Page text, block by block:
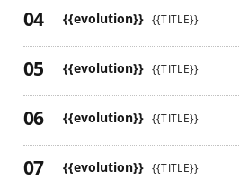
{{evolution}} {{TITLE}}
{{evolution}} {{TITLE}}
{{evolution}} {{TITLE}}
{{evolution}} {{TITLE}}